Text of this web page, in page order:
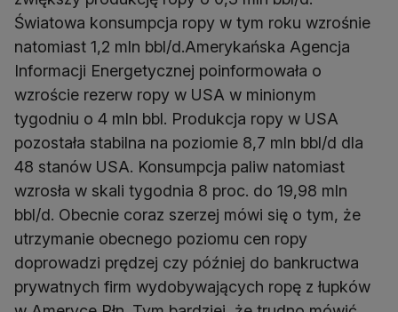
Światowa konsumpcja ropy w tym roku wzrośnie
natomiast 1,2 mln bbl/d.Amerykańska Agencja
Informacji Energetycznej poinformowała o
wzroście rezerw ropy w USA w minionym
tygodniu o 4 mln bbl. Produkcja ropy w USA
pozostała stabilna na poziomie 8,7 mln bbl/d dla
48 stanów USA. Konsumpcja paliw natomiast
wzrosła w skali tygodnia 8 proc. do 19,98 mln
bbl/d. Obecnie coraz szerzej mówi się o tym, że
utrzymanie obecnego poziomu cen ropy
doprowadzi prędzej czy później do bankructwa
prywatnych firm wydobywających ropę z łupków